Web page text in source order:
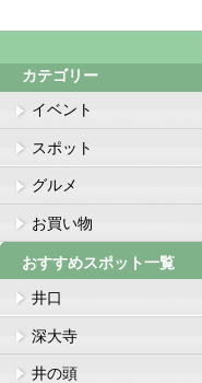
カテゴリー
イベント
スポット
グルメ
お買い物
おすすめスポット一覧
井口
深大寺
井の頭